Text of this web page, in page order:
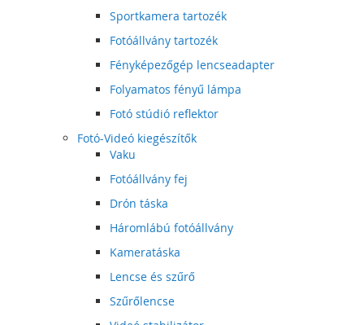
Sportkamera tartozék
Fotóállvány tartozék
Fényképezőgép lencseadapter
Folyamatos fényű lámpa
Fotó stúdió reflektor
Fotó-Videó kiegészítők
Vaku
Fotóállvány fej
Drón táska
Háromlábú fotóállvány
Kameratáska
Lencse és szűrő
Szűrőlencse